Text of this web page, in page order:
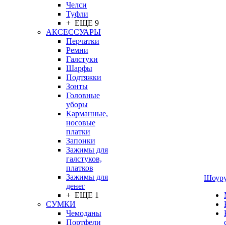
Челси
Туфли
+ ЕЩЕ 9
АКСЕССУАРЫ
Перчатки
Ремни
Галстуки
Шарфы
Подтяжки
Зонты
Головные
уборы
Карманные,
носовые
платки
Запонки
Зажимы для
галстуков,
платков
Зажимы для
денег
+ ЕЩЕ 1
СУМКИ
Чемоданы
Портфели